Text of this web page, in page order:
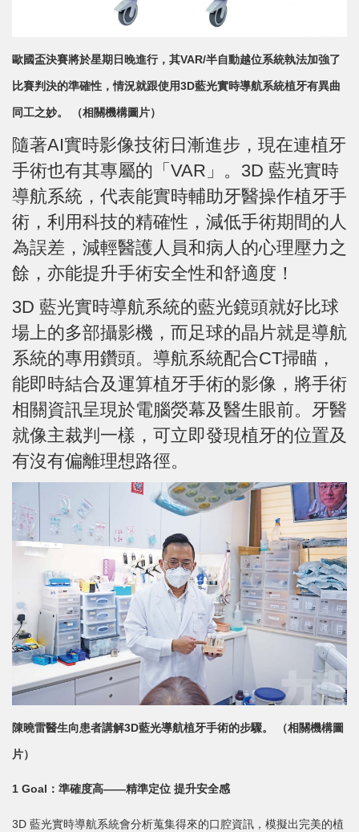
歐國盃決賽將於星期日晚進行，其VAR/半自動越位系統執法加強了
比賽判決的準確性，情況就跟使用3D藍光實時導航系統植牙有異曲
同工之妙。 （相關機構圖片）
隨著AI實時影像技術日漸進步，現在連植牙
手術也有其專屬的「VAR」。3D 藍光實時
導航系統，代表能實時輔助牙醫操作植牙手
術，利用科技的精確性，減低手術期間的人
為誤差，減輕醫護人員和病人的心理壓力之
餘，亦能提升手術安全性和舒適度！
3D 藍光實時導航系統的藍光鏡頭就好比球
場上的多部攝影機，而足球的晶片就是導航
系統的專用鑽頭。導航系統配合CT掃瞄，
能即時結合及運算植牙手術的影像，將手術
相關資訊呈現於電腦熒幕及醫生眼前。牙醫
就像主裁判一樣，可立即發現植牙的位置及
有沒有偏離理想路徑。
陳曉雷醫生向患者講解3D藍光導航植牙手術的步驟。 （相關機構圖
片）
1 Goal：準確度高——精準定位 提升安全感
3D 藍光實時導航系統會分析蒐集得來的口腔資訊，模擬出完美的植